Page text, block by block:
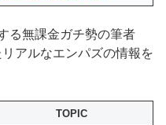
る無課金ガチ勢の筆者
アルなエンパズの情報を
TOPIC